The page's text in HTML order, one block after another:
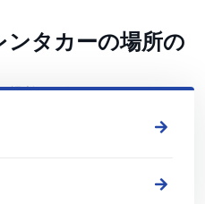
タカーの場所の
場所をご覧ください